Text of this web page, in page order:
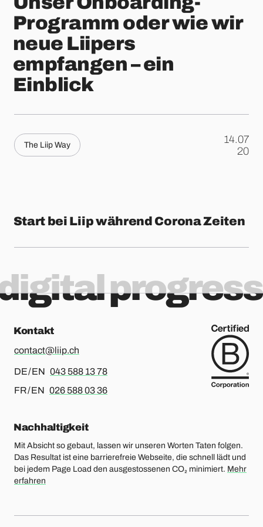
Programm oder wie wir
neue Liipers
empfangen – ein
Einblick
The Liip Way
14.07
.
20
Start bei Liip während Corona Zeiten
progress
Kontakt
contact@liip.ch
DE / EN Für Deutsch oder Englisch, bitte anrufen
043 588 13 78
FR / EN Für Französisch oder Englisch, bitte anrufen
026 588 03 36
Nachhaltigkeit
Mit Absicht so gebaut, lassen wir unseren Worten Taten folgen.
Das Resultat ist eine barrierefreie Webseite, die schnell lädt und
bei jedem Page Load den ausgestossenen CO₂ minimiert. Mehr
erfahren